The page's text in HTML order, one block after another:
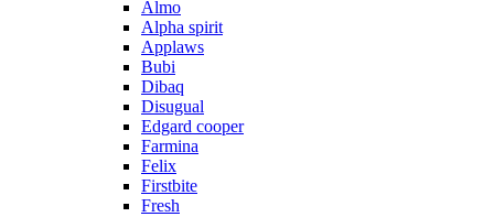
Almo
Alpha spirit
Applaws
Bubi
Dibaq
Disugual
Edgard cooper
Farmina
Felix
Firstbite
Fresh